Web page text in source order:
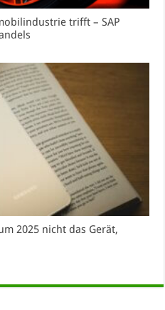
trifft – SAP
2025 nicht das Gerät,